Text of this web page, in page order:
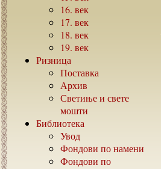
16. век
17. век
18. век
19. век
Ризница
Поставка
Архив
Светиње и свете
мошти
Библиотека
Увод
Фондови по намени
Фондови по